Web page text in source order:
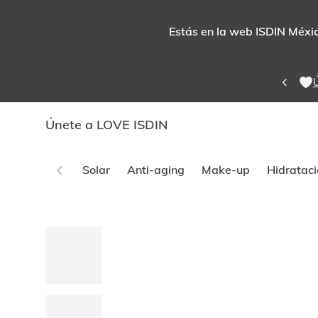
Estás en la web ISDIN
Únete a LOVE ISDIN
Solar Anti-aging Make-up